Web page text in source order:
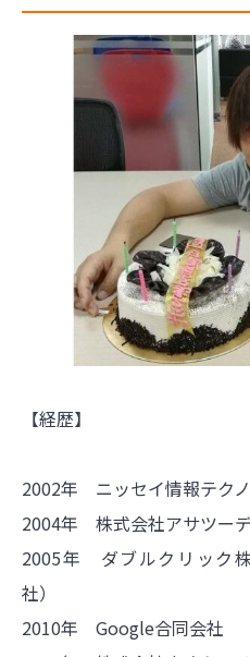
【経歴】
2002年 ニッセイ情報テク
2004年 株式会社アサツー
2005年 ダブルクリック
社）
2010年 Google合同会社